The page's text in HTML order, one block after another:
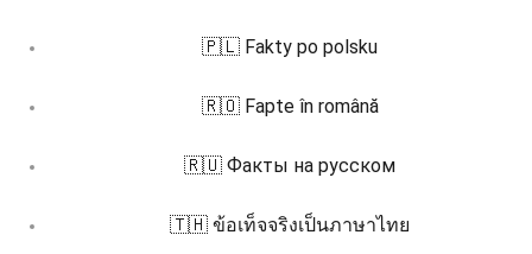
🇵🇱 Fakty po polsku
🇷🇴 Fapte în română
🇷🇺 Факты на русском
🇹🇭 ข้อเท็จจริงเป็นภาษาไทย